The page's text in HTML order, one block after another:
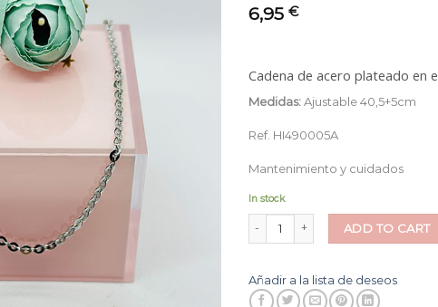
6,95 €
Cadena de acero plateado en
Medidas:Ajustable 40,5+5cm
Ref. HI490005A
Mantenimiento y cuidados
In stock
Cadena Brilli quantityADD TO CART
Añadir a la lista de deseos